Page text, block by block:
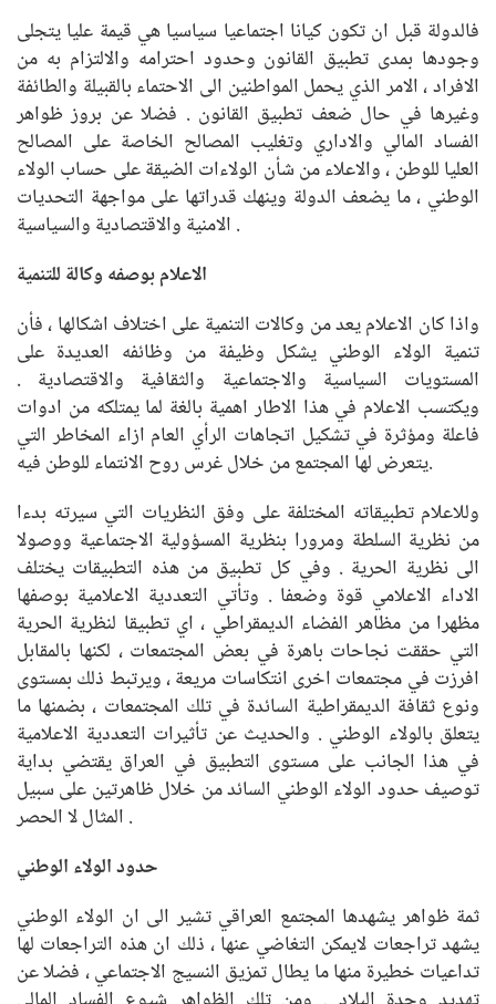
فالدولة قبل ان تكون كيانا اجتماعيا سياسيا هي قيمة عليا يتجلى
وجودها بمدى تطبيق القانون وحدود احترامه والالتزام به من
الافراد ، الامر الذي يحمل المواطنين الى الاحتماء بالقبيلة والطائفة
وغيرها في حال ضعف تطبيق القانون . فضلا عن بروز ظواهر
الفساد المالي والاداري وتغليب المصالح الخاصة على المصالح
العليا للوطن ، والاعلاء من شأن الولاءات الضيقة على حساب الولاء
الوطني ، ما يضعف الدولة وينهك قدراتها على مواجهة التحديات
الامنية والاقتصادية والسياسية .
الاعلام بوصفه وكالة للتنمية
واذا كان الاعلام يعد من وكالات التنمية على اختلاف اشكالها ، فأن
تنمية الولاء الوطني يشكل وظيفة من وظائفه العديدة على
المستويات السياسية والاجتماعية والثقافية والاقتصادية .
ويكتسب الاعلام في هذا الاطار اهمية بالغة لما يمتلكه من ادوات
فاعلة ومؤثرة في تشكيل اتجاهات الرأي العام ازاء المخاطر التي
يتعرض لها المجتمع من خلال غرس روح الانتماء للوطن فيه.
وللاعلام تطبيقاته المختلفة على وفق النظريات التي سيرته بدءا
من نظرية السلطة ومرورا بنظرية المسؤولية الاجتماعية ووصولا
الى نظرية الحرية . وفي كل تطبيق من هذه التطبيقات يختلف
الاداء الاعلامي قوة وضعفا . وتأتي التعددية الاعلامية بوصفها
مظهرا من مظاهر الفضاء الديمقراطي ، اي تطبيقا لنظرية الحرية
التي حققت نجاحات باهرة في بعض المجتمعات ، لكنها بالمقابل
افرزت في مجتمعات اخرى انتكاسات مريعة ، ويرتبط ذلك بمستوى
ونوع ثقافة الديمقراطية السائدة في تلك المجتمعات ، بضمنها ما
يتعلق بالولاء الوطني . والحديث عن تأثيرات التعددية الاعلامية
في هذا الجانب على مستوى التطبيق في العراق يقتضي بداية
توصيف حدود الولاء الوطني السائد من خلال ظاهرتين على سبيل
المثال لا الحصر .
حدود الولاء الوطني
ثمة ظواهر يشهدها المجتمع العراقي تشير الى ان الولاء الوطني
يشهد تراجعات لايمكن التغاضي عنها ، ذلك ان هذه التراجعات لها
تداعيات خطيرة منها ما يطال تمزيق النسيج الاجتماعي ، فضلا عن